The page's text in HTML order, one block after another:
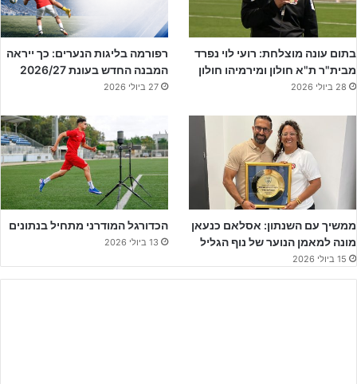
בנוגע לרפורמה נכתב:
"הרפורמה: אם המחוזיות והארציות לא חוזרות, הרפורמה תידחה לעונה
שלאחר מכן."
לאור האמור, ו
לאור העובדה שהליגות המחוזיות והארציות אכן שבו
לפעילות, וככל שאלו גם תמשכנה את פעילותן בהתאם ללוח המשחקים
שפורסם לאחר החזרה לפעילות ועד למועד שנקבע לסיום הליגות בסוף
מאי 2026, ובהתאם להחלטת הנהלת ההתאחדות – הובהר כי הרפורמה
לא תידחה לעונה הבאה וכי זו תחול עוד העונה.
בתום עונה מוצלחת: רועי לוי נפרד
מבית"ר ת"א חולון ומירמיהו חולון
28 ביולי 2026
רפורמה בליגות הנערים: כך ייראה
המבנה החדש בעונת 2026/27
27 ביולי 2026
ממשיך עם השנתון: אסלאם כנעאן
מונה למאמן הנוער של נוף הגליל
15 ביולי 2026
הכדורגל המודרני מתחיל בנתונים
13 ביולי 2026